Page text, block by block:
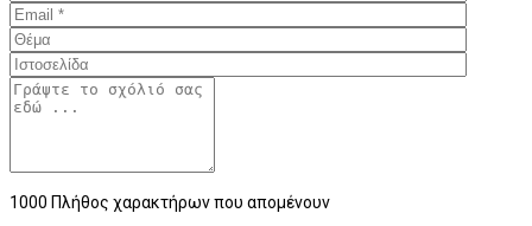
1000 Πλήθος χαρακτήρων που απομένουν